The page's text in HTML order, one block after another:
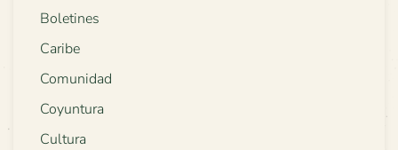
Boletines
Caribe
Comunidad
Coyuntura
Cultura